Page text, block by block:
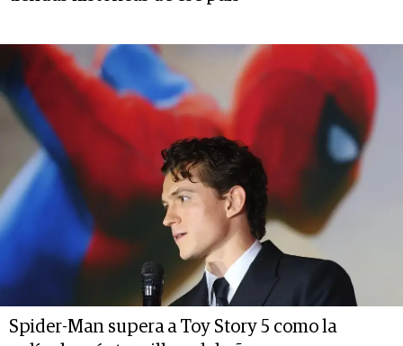
Spider-Man supera a Toy Story 5 como la